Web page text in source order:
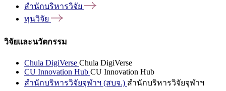
สำนักบริหารวิจัย
ทุนวิจัย
วิจัยและนวัตกรรม
Chula DigiVerse Chula DigiVerse
CU Innovation Hub CU Innovation Hub
สำนักบริหารวิจัยจุฬาฯ (สบจ.) สำนักบริหารวิจัยจุฬาฯ